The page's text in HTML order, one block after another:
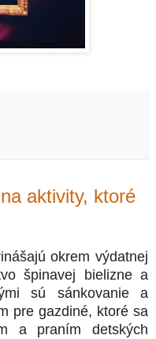
aktivity, ktoré
okrem výdatnej
špinavej bielizne a
sú sánkovanie a
pre gazdiné, ktoré sa
a praním detských